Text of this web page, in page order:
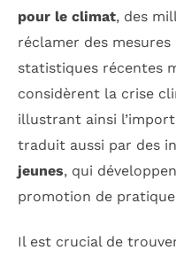
pour le climat, des
réclamer des
statistiques récentes
considèrent la crise
illustrant ainsi
traduit aussi par des
jeunes, qui
promotion de
Il est crucial de